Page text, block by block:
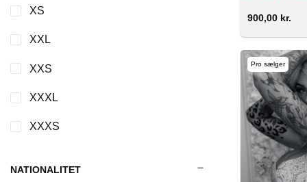
XS
XXL
XXS
XXXL
XXXS
NATIONALITET
900,00 kr.
Pro sælger